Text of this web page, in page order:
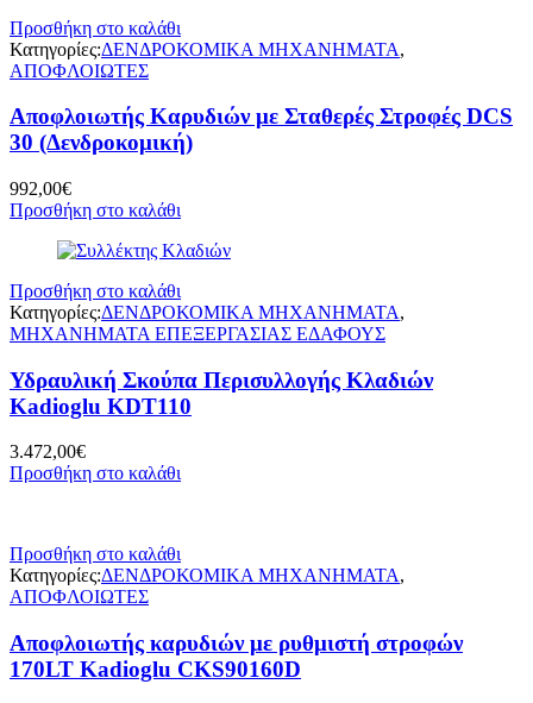
Προσθήκη στο καλάθι
Κατηγορίες:ΔΕΝΔΡΟΚΟΜΙΚΑ ΜΗΧΑΝΗΜΑΤΑ,
ΑΠΟΦΛΟΙΩΤΕΣ
Αποφλοιωτής Καρυδιών με Σταθερές Στροφές DCS
30 (Δενδροκομική)
992,00€
Προσθήκη στο καλάθι
Προσθήκη στο καλάθι
Κατηγορίες:ΔΕΝΔΡΟΚΟΜΙΚΑ ΜΗΧΑΝΗΜΑΤΑ,
ΜΗΧΑΝΗΜΑΤΑ ΕΠΕΞΕΡΓΑΣΙΑΣ ΕΔΑΦΟΥΣ
Υδραυλική Σκούπα Περισυλλογής Κλαδιών
Kadioglu KDT110
3.472,00€
Προσθήκη στο καλάθι
Προσθήκη στο καλάθι
Κατηγορίες:ΔΕΝΔΡΟΚΟΜΙΚΑ ΜΗΧΑΝΗΜΑΤΑ,
ΑΠΟΦΛΟΙΩΤΕΣ
Αποφλοιωτής καρυδιών με ρυθμιστή στροφών
170LT Kadioglu CKS90160D